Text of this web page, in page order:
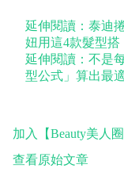
延伸閱讀：泰迪
妞用這4款髮型搭
延伸閱讀：不是
型公式」算出最
加入【Beauty美人
查看原始文章